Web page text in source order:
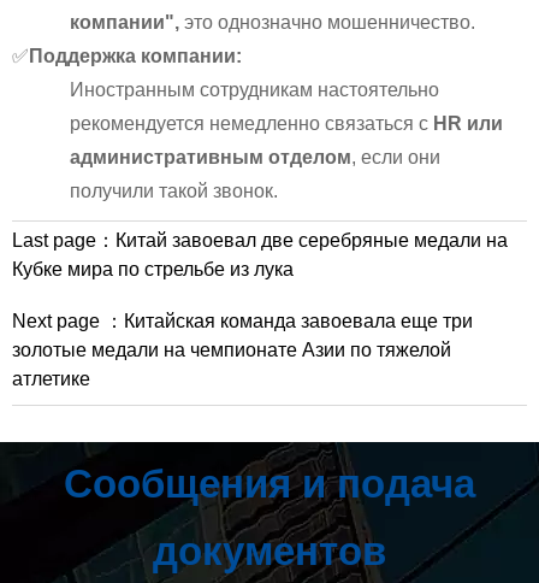
компании", это однозначно мошенничество.
✅ Поддержка компании:
Иностранным сотрудникам настоятельно
рекомендуется немедленно связаться с HR или
административным отделом, если они
получили такой звонок.
Last page： Китай завоевал две серебряные медали на
Кубке мира по стрельбе из лука
Next page ： Китайская команда завоевала еще три
золотые медали на чемпионате Азии по тяжелой
атлетике
Сообщения и подача
документов